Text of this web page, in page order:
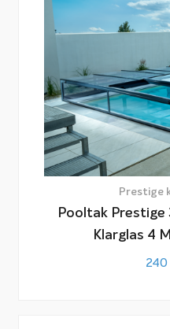
Prestige
Pooltak Prestige
Klarglas 4